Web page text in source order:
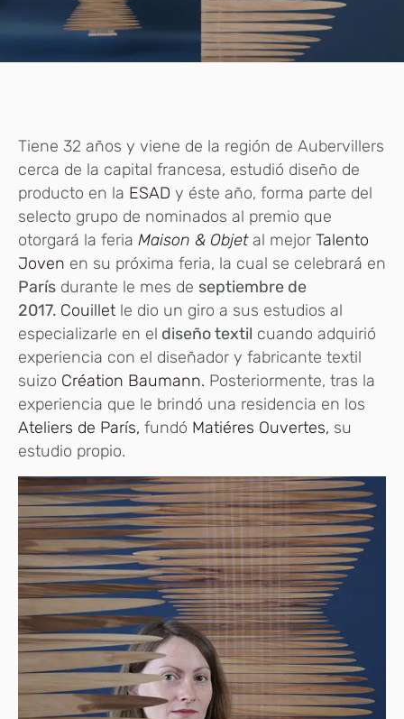
Tiene 32 años y viene de la región de Aubervillers
cerca de la capital francesa, estudió diseño de
producto en la ESAD y éste año, forma parte del
selecto grupo de nominados al premio que
otorgará la feria Maison & Objetal mejor Talento
Joven en su próxima feria, la cual se celebrará en
París durante le mes de septiembre de
2017. Couillet le dio un giro a sus estudios al
especializarle en el diseño textil cuando adquirió
experiencia con el diseñador y fabricante textil
suizo Création Baumann. Posteriormente, tras la
experiencia que le brindó una residencia en los
Ateliers de París, fundó Matiéres Ouvertes, su
estudio propio.